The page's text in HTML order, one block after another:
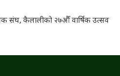
संघ, कैलालीको २७औँ वार्षिक उत्सव